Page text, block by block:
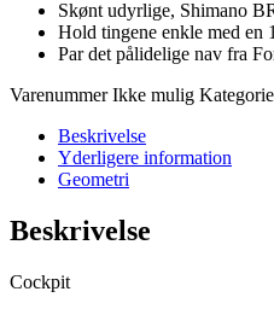
Skønt udyrlige, Shimano
Hold tingene enkle med en
Par det pålidelige nav fra
VarenummerIkke mulig
Beskrivelse
Yderligere information
Geometri
Beskrivelse
Cockpit